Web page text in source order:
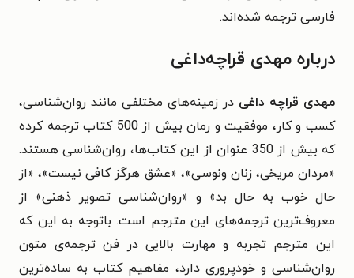
فارسی ترجمه شده‌اند.
درباره مهدی قراچه‌داغی
مهدی قراچه داغی در زمینه‌های مختلفی مانند روان‌شناسی،
کسب و کار، موفقیت و رمان بیش از 500 کتاب ترجمه کرده
که بیش از 350 عنوان از این کتاب‌ها، روان‌شناسی هستند.
«مردان مریخی، زنان ونوسی»، «عشق هرگز کافی نیست»، «از
حال خوب به حال بد» و «روان‌شناسی تصویر ذهنی» از
معروف‌ترین ترجمه‌های این مترجم است. باتوجه به این که
این مترجم تجربه و مهارت بالایی در فن ترجمه‌ی متون
روان‌شناسی و خودپروری دارد، مفاهیم کتاب به ساده‌ترین